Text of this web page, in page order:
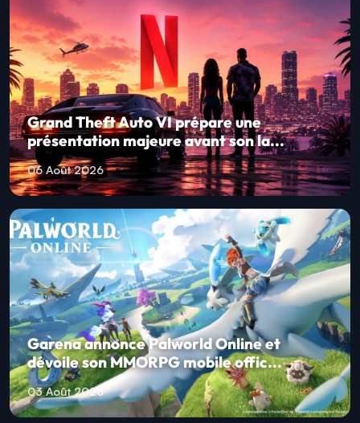
Grand Theft Auto VI prépare une
présentation majeure avant son la...
06 Août 2026
Garena annonce Palworld Online et
dévoile son MMORPG mobile offic...
03 Août 2026